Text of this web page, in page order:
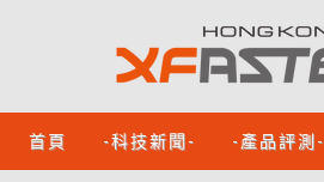
首頁 -科技新聞- -產品評測-